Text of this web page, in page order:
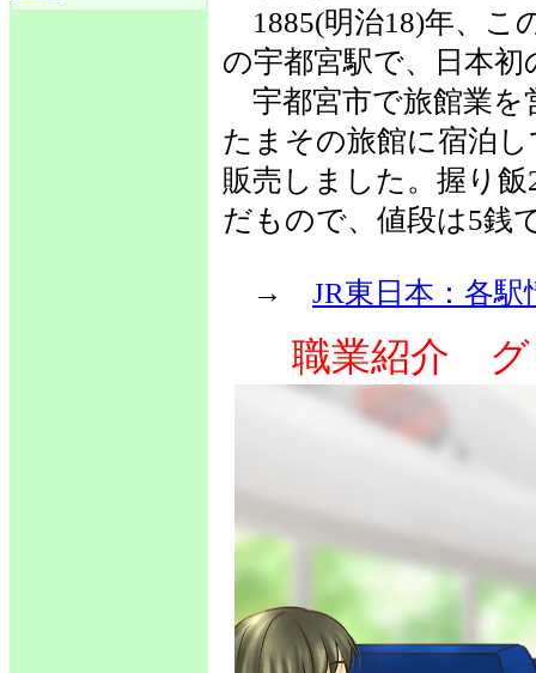
1885(明治18)年、こ
の宇都宮駅で、日本
宇都宮市で旅館業を
たまその旅館に宿泊
販売しました。握り
だもので、値段は5銭
→ JR東日本：各駅
職業紹介 グ